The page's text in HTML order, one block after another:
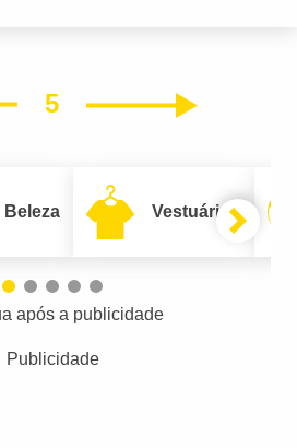
5
Beleza Vestuário
após a publicidade
Publicidade